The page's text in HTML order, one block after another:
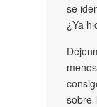
se
¿Ya
sobre